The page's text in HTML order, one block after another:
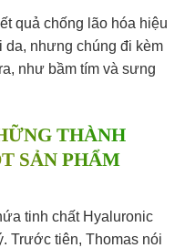
quả chống lão hóa hiệu
da, nhưng chúng đi kèm
như bầm tím và sưng
THÀNH
SẢN PHẨM
tinh chất Hyaluronic
Trước tiên, Thomas nói